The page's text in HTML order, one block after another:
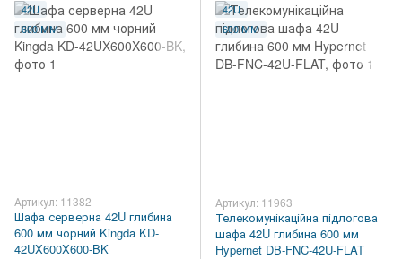
42U
600 ММ
Артикул: 11382
Шафа серверна 42U глибина
600 мм чорний Kingda KD-
42UX600X600-BK
42U
600 ММ
Артикул: 11963
Телекомунікаційна підлогова
шафа 42U глибина 600 мм
Hypernet DB-FNC-42U-FLAT